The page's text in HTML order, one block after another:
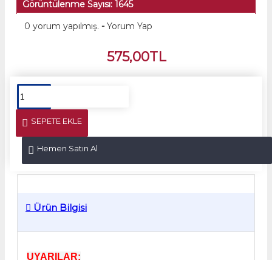
Görüntülenme Sayısı: 1645
0 yorum yapılmış. - Yorum Yap
575,00TL
SEPETE EKLE
Hemen Satın Al
Ürün Bilgisi
UYARILAR: